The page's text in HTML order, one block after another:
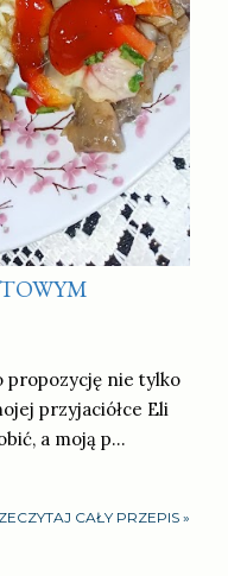
propozycję nie tylko
przyjaciółce Eli
a moją p…
CAŁY PRZEPIS »